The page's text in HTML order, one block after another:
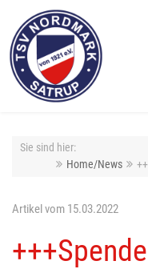
Sie sind hier:
Home/News
Artikel vom 15.03.2022